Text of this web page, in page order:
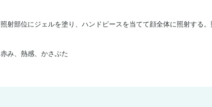
照射部位にジェルを塗り、ハンドピースを当てて顔全体に照射する。
赤み、熱感、かさぶた